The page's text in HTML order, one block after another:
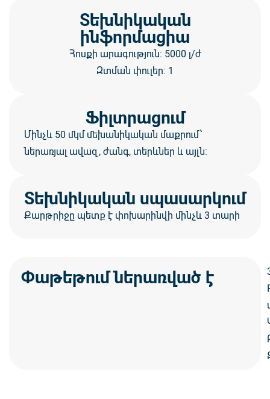
Տեխնիկական
ինֆորմացիա
Հոսքի արագություն: 5000 լ/ժ
Զտման փուլեր: 1
Ֆիլտրացում
Մինչև 50 մկմ մեխանիկական մաքրում՝
ներառյալ ավազ, ժանգ, տերևներ և այլն:
Տեխնիկական սպասարկում
Քարթրիջը պետք է փոխարինվի մինչև 3 տարի
Փաթեթում ներառված է